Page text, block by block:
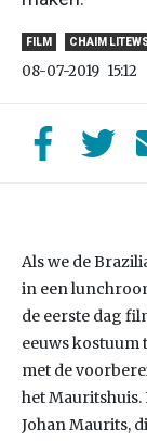
FILM CHAIM
08-07-2019 15:12
Als we de
in een
de eerste dag
eeuws kostuum
met de
het Mauritshuis.
Johan Maurits,